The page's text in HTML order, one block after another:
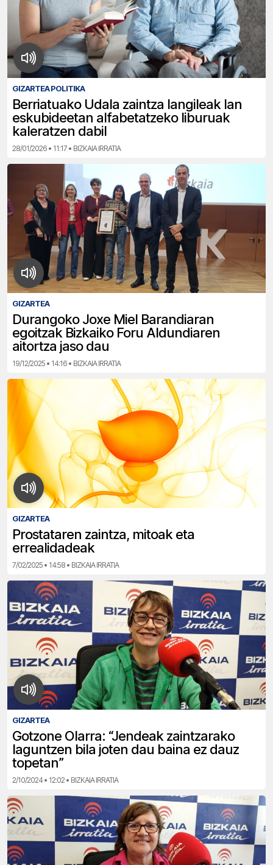
GIZARTEA POLITIKA
Berriatuako Udala zaintza langileak lan
eskubideetan alfabetatzeko liburuak
kaleratzen dabil
28/01/2026 • 11:17 • BIZKAIA IRRATIA
GIZARTEA
Durangoko Joxe Miel Barandiaran
egoitzak Bizkaiko Foru Aldundiaren
aitortza jaso dau
19/12/2025 • 14:16 • BIZKAIA IRRATIA
GIZARTEA
Prostataren zaintza, mitoak eta
errealidadeak
7/02/2025 • 14:58 • BIZKAIA IRRATIA
GIZARTEA
Gotzone Olarra: “Jendeak zaintzarako
laguntzen bila joten dau baina ez dauz
topetan”
2/10/2024 • 12:02 • BIZKAIA IRRATIA